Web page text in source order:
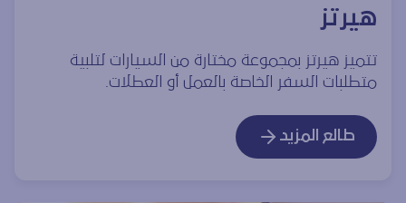
هيرتز
تتميز هيرتز بمجموعة مختارة من السيارات لتلبية
متطلبات السفر الخاصة بالعمل أو العطلات.
طالع المزيد